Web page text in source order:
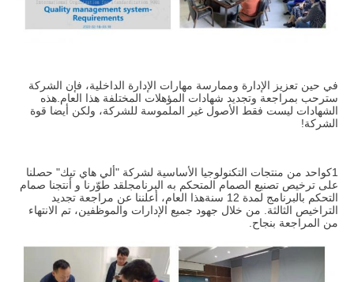
في حين تعزيز الإدارة وممارسة مهارات الإدارة الداخلية، فإن الشركة
سترحب بمراجعة وتجديد شهادات المؤهلات المختلفة هذا العام.هذه
الشهادات ليست فقط الأصول غير الملموسة للشركة، ولكن أيضا قوة
الشركة!
1كواحد من منتجات التكنولوجيا الأساسية لشركة "ألي هاي تيك" حصلنا
على ترخيص تصنيع الصمام المتحكم به البرنامجلقد طوّرنا و أنتجنا صمام
التحكم بالبرنامج لمدة 12 سنةهذا العام، أعلننا عن مراجعة تجديد
التراخيص الثالثة. من خلال جهود جميع الإدارات والموظفين، تم الانتهاء
من المراجعة بنجاح.